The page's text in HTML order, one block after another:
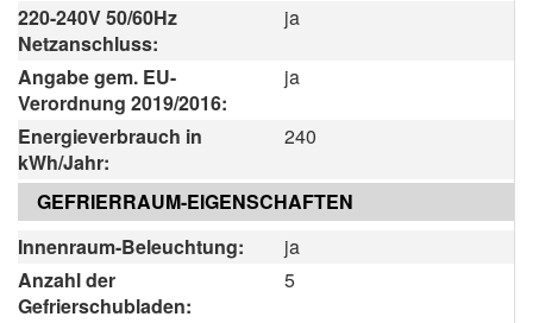
220-240V 50/60Hz
Netzanschluss:
ja
Angabe gem. EU-
Verordnung 2019/2016:
ja
Energieverbrauch in
kWh/Jahr:
240
GEFRIERRAUM-EIGENSCHAFTEN
Innenraum-Beleuchtung:
ja
Anzahl der
Gefrierschubladen:
5